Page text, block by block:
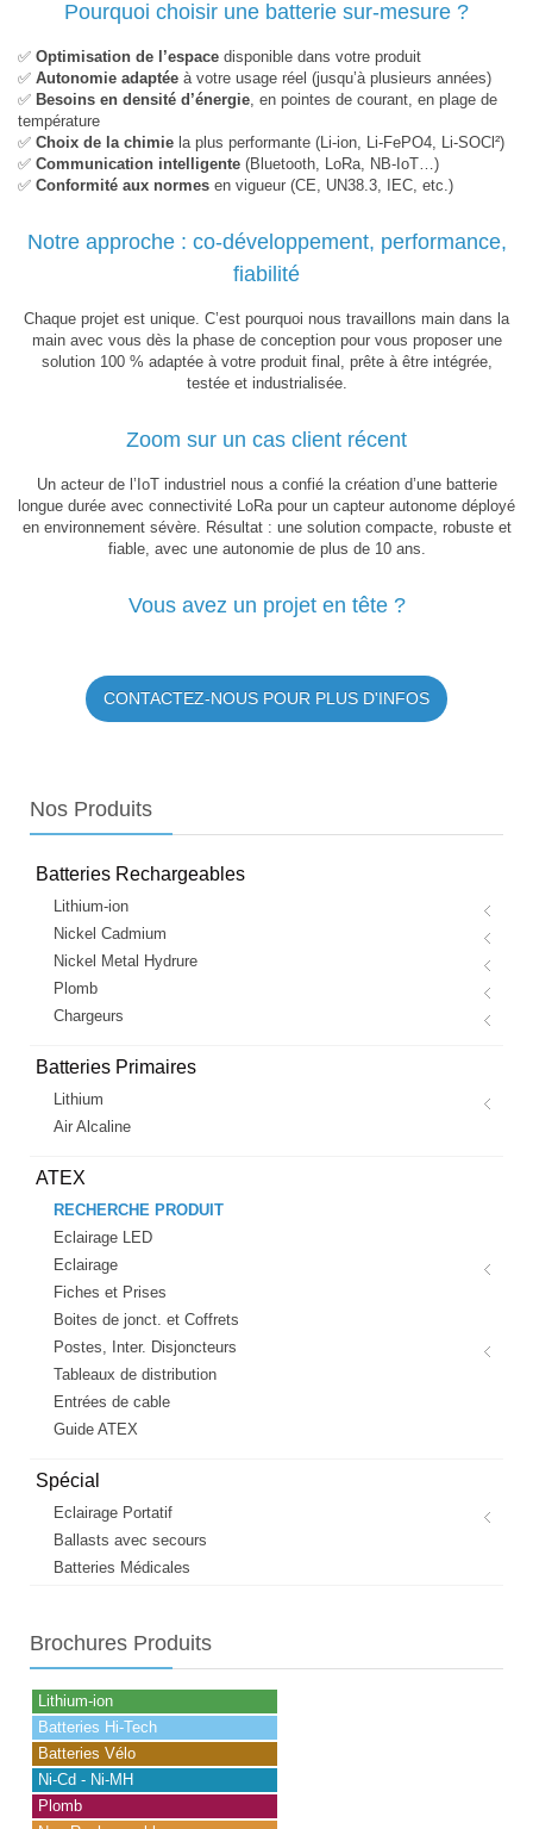
Pourquoi choisir une batterie sur-mesure ?
✅ Optimisation de l’espace disponible dans votre produit
✅ Autonomie adaptée à votre usage réel (jusqu’à plusieurs années)
✅ Besoins en densité d’énergie, en pointes de courant, en plage de
température
✅ Choix de la chimie la plus performante (Li-ion, Li-FePO4, Li-SOCl²)
✅ Communication intelligente (Bluetooth, LoRa, NB-IoT…)
✅ Conformité aux normes en vigueur (CE, UN38.3, IEC, etc.)
Notre approche : co-développement, performance,
fiabilité
Chaque projet est unique. C’est pourquoi nous travaillons main dans la
main avec vous dès la phase de conception pour vous proposer une
solution 100 % adaptée à votre produit final, prête à être intégrée,
testée et industrialisée.
Zoom sur un cas client récent
Un acteur de l’IoT industriel nous a confié la création d’une batterie
longue durée avec connectivité LoRa pour un capteur autonome déployé
en environnement sévère. Résultat : une solution compacte, robuste et
fiable, avec une autonomie de plus de 10 ans.
Vous avez un projet en tête ?
CONTACTEZ-NOUS POUR PLUS D'INFOS
Nos Produits
Batteries Rechargeables
Lithium-ion
Nickel Cadmium
Nickel Metal Hydrure
Plomb
Chargeurs
Batteries Primaires
Lithium
Air Alcaline
ATEX
RECHERCHE PRODUIT
Eclairage LED
Eclairage
Fiches et Prises
Boites de jonct. et Coffrets
Postes, Inter. Disjoncteurs
Tableaux de distribution
Entrées de cable
Guide ATEX
Spécial
Eclairage Portatif
Ballasts avec secours
Batteries Médicales
Brochures Produits
Lithium-ion
Batteries Hi-Tech
Batteries Vélo
Ni-Cd - Ni-MH
Plomb